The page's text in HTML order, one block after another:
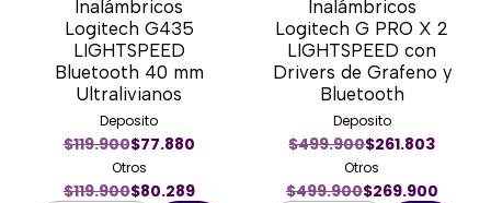
Inalámbricos
Logitech G435
LIGHTSPEED
Bluetooth 40 mm
Ultralivianos
Deposito
$119.900$77.880
Otros
$119.900$80.289
Inalámbricos
Logitech G PRO X 2
LIGHTSPEED con
Drivers de Grafeno y
Bluetooth
Deposito
$499.900$261.803
Otros
$499.900$269.900